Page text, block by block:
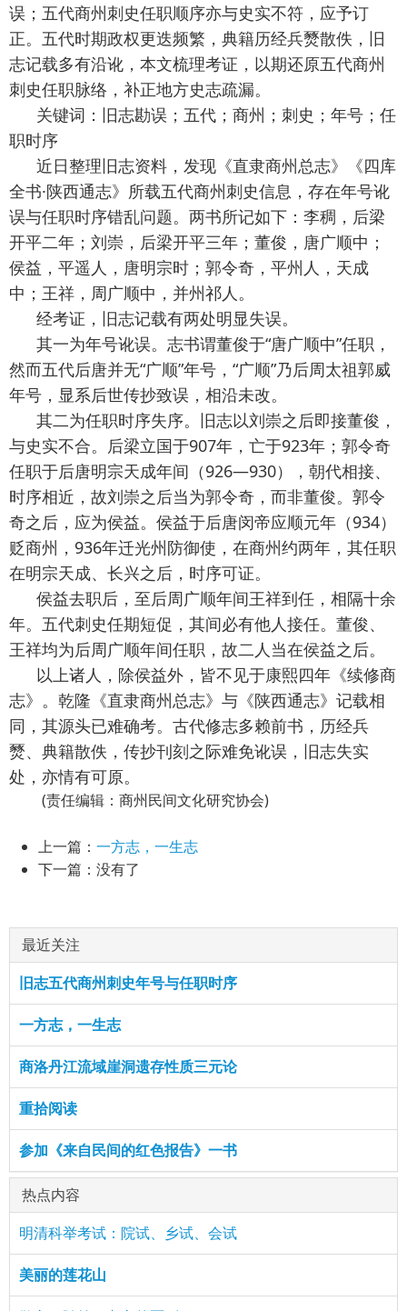
误；五代商州刺史任职顺序亦与史实不符，应予订
正。五代时期政权更迭频繁，典籍历经兵燹散佚，旧
志记载多有沿讹，本文梳理考证，以期还原五代商州
刺史任职脉络，补正地方史志疏漏。
关键词：旧志勘误；五代；商州；刺史；年号；任
职时序
近日整理旧志资料，发现《直隶商州总志》《四库
全书·陕西通志》所载五代商州刺史信息，存在年号讹
误与任职时序错乱问题。两书所记如下：李稠，后梁
开平二年；刘崇，后梁开平三年；董俊，唐广顺中；
侯益，平遥人，唐明宗时；郭令奇，平州人，天成
中；王祥，周广顺中，并州祁人。
经考证，旧志记载有两处明显失误。
其一为年号讹误。志书谓董俊于“唐广顺中”任职，
然而五代后唐并无“广顺”年号，“广顺”乃后周太祖郭威
年号，显系后世传抄致误，相沿未改。
其二为任职时序失序。旧志以刘崇之后即接董俊，
与史实不合。后梁立国于907年，亡于923年；郭令奇
任职于后唐明宗天成年间（926—930），朝代相接、
时序相近，故刘崇之后当为郭令奇，而非董俊。郭令
奇之后，应为侯益。侯益于后唐闵帝应顺元年（934）
贬商州，936年迁光州防御使，在商州约两年，其任职
在明宗天成、长兴之后，时序可证。
侯益去职后，至后周广顺年间王祥到任，相隔十余
年。五代刺史任期短促，其间必有他人接任。董俊、
王祥均为后周广顺年间任职，故二人当在侯益之后。
以上诸人，除侯益外，皆不见于康熙四年《续修商
志》。乾隆《直隶商州总志》与《陕西通志》记载相
同，其源头已难确考。古代修志多赖前书，历经兵
燹、典籍散佚，传抄刊刻之际难免讹误，旧志失实
处，亦情有可原。
(责任编辑：商州民间文化研究协会)
上一篇： 一方志，一生志
下一篇：没有了
最近关注
旧志五代商州刺史年号与任职时序
一方志，一生志
商洛丹江流域崖洞遗存性质三元论
重拾阅读
参加《来自民间的红色报告》一书
热点内容
明清科举考试：院试、乡试、会试
美丽的莲花山